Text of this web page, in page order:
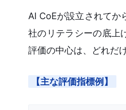
AI CoEが設立されてか
社のリテラシーの底上
評価の中心は、どれだ
【主な評価指標例】